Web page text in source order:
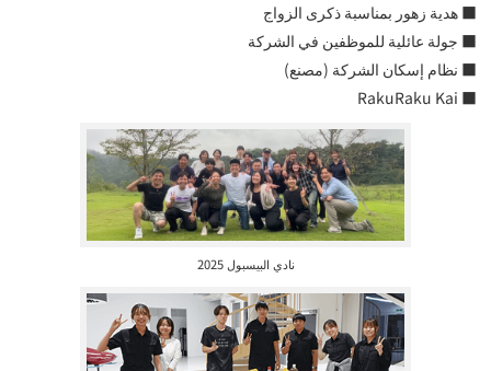
■ هدية زهور بمناسبة ذكرى الزواج
■ جولة عائلية للموظفين في الشركة
■ نظام إسكان الشركة (مصنع)
■ RakuRaku Kai
نادي البيسبول 2025